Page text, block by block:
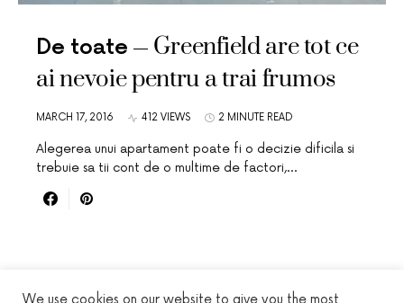
De toate
Greenfield are tot ce
ai nevoie pentru a trai frumos
MARCH 17, 2016 412 VIEWS 2 MINUTE READ
Alegerea unui apartament poate fi o decizie dificila si
trebuie sa tii cont de o multime de factori,…
We use cookies on our website to give you the most